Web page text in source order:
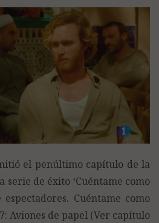
el penúltimo capítulo de la
serie de éxito ‘Cuéntame como
Cuéntame como
Aviones de papel (Ver capítulo